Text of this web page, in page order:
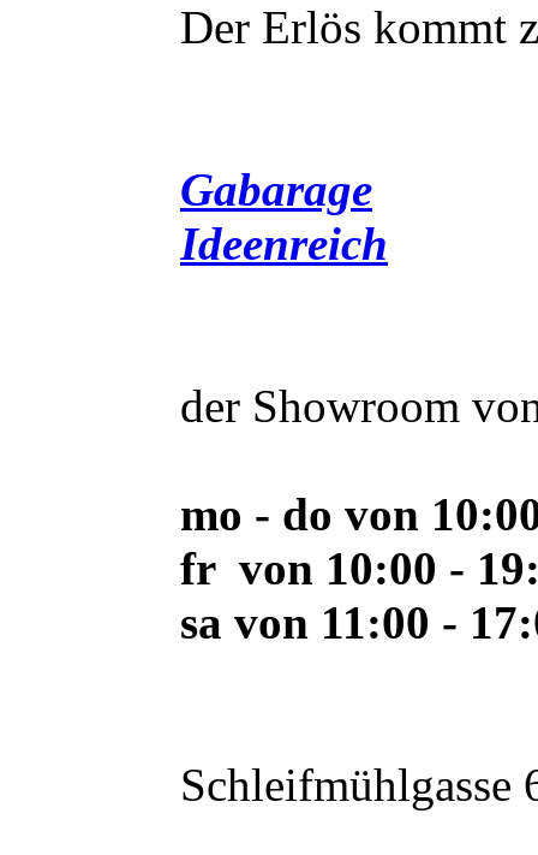
Der Erlös kommt
Gabarage
Ideenreich
der Showroom
mo - do von
fr von 10:00 -
sa von 11:00 -
Schleifmühlgasse